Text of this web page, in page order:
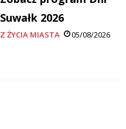
Suwałk 2026
Z ŻYCIA MIASTA 05/08/2026